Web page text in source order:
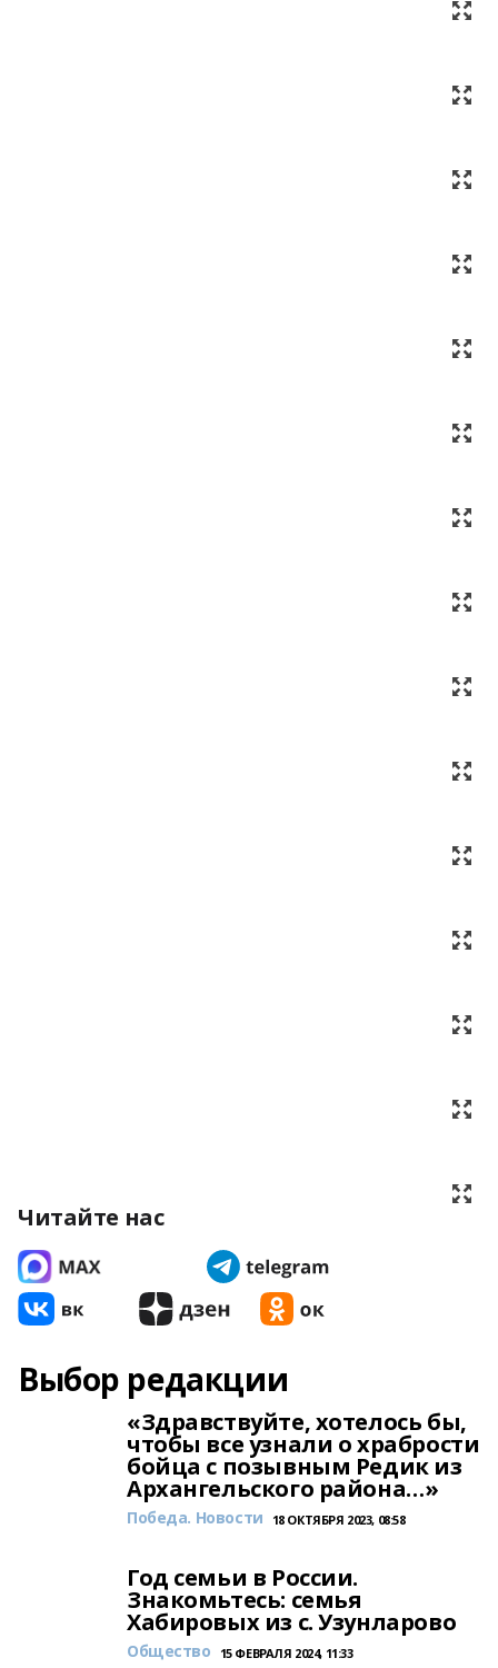
Читайте нас
Выбор редакции
«Здравствуйте, хотелось бы,
чтобы все узнали о храбрости
бойца с позывным Редик из
Архангельского района…»
Победа. Новости 18 ОКТЯБРЯ 2023, 08:58
Год семьи в России.
Знакомьтесь: семья
Хабировых из с. Узунларово
Общество 15 ФЕВРАЛЯ 2024, 11:33